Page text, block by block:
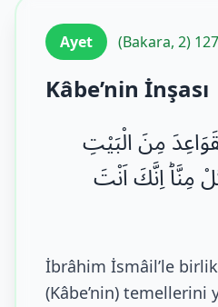
Ayet (Bakara, 2) 127
Kâbe’nin İnşası
مِنَ الْبَیْتِ
مِنَّاؕ اِنَّكَ اَنْتَ
İbrâhim İsmâil’le
(Kâbe’nin) temellerini